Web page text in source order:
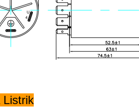
Listrik